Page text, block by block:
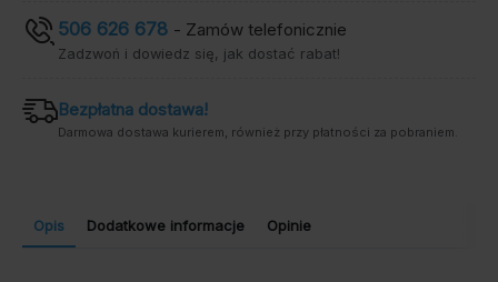
506 626 678 - Zamów telefonicznie
Zadzwoń i dowiedz się, jak dostać rabat!
Bezpłatna dostawa!
Darmowa dostawa kurierem, również przy płatności za pobraniem.
Opis Dodatkowe informacje Opinie